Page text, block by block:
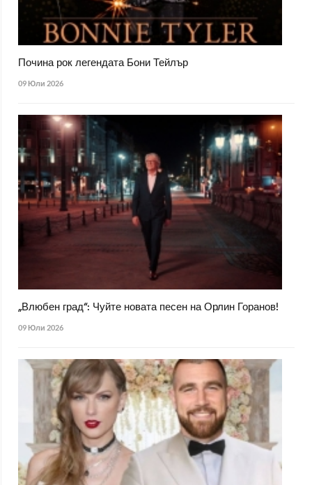
Почина рок легендата Бони Тейлър
09 Юли 2026
„Влюбен град“: Чуйте новата песен на Орлин Горанов!
09 Юли 2026